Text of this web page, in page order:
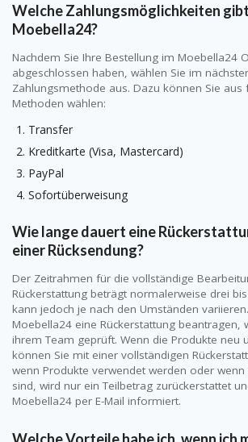
Welche Zahlungsmöglichkeiten
Moebella24?
Nachdem Sie Ihre Bestellung im Moebella24
abgeschlossen haben, wählen Sie im
Zahlungsmethode aus. Dazu können Sie aus
Methoden wählen:
Transfer
Kreditkarte (Visa, Mastercard)
PayPal
Sofortüberweisung
Wie lange dauert eine
einer Rücksendung?
Der Zeitrahmen für die vollständige
Rückerstattung beträgt normalerweise drei
kann jedoch je nach den Umständen
Moebella24 eine Rückerstattung beantragen,
ihrem Team geprüft. Wenn die Produkte neu
können Sie mit einer vollständigen
wenn Produkte verwendet werden oder
sind, wird nur ein Teilbetrag zurückerstattet
Moebella24 per E-Mail informiert.